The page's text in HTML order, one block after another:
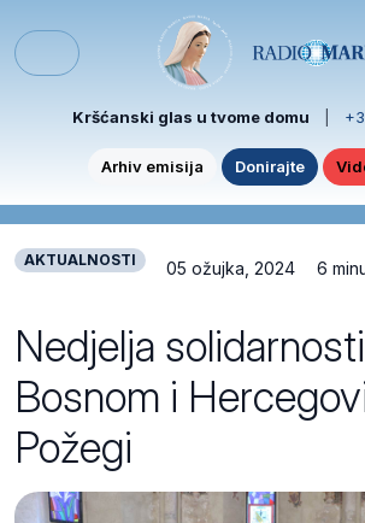
Menu
Kršćanski glas u tvome domu
Arhiv emisija Donirajte
AKTUALNOSTI 05 ožujka, 2024 6
Nedjelja
Bosnom i
Požegi